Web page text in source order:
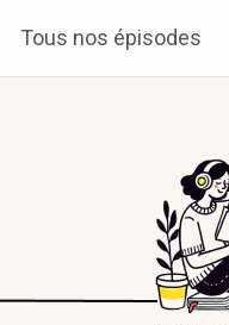
Tous nos épisodes